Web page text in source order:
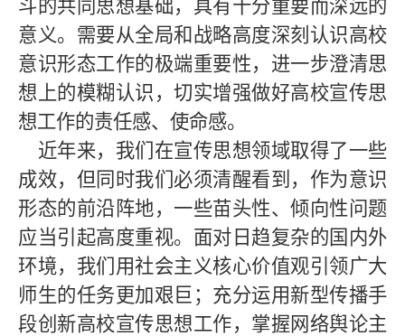
斗的共同思想基础，具有十分重要而深远的
意义。需要从全局和战略高度深刻认识高校
意识形态工作的极端重要性，进一步澄清思
想上的模糊认识，切实增强做好高校宣传思
想工作的责任感、使命感。
近年来，我们在宣传思想领域取得了一些
成效，但 同时我们必须清醒看到，作为意识
形态的前沿阵地，一些苗头性、倾向性问题
应当引起高度重视。面对日趋复杂的国内外
环境， 我们用社会主义核心价值观引领广大
师生的任务更加艰巨；充分运用新型传播手
段创新高校宣传思想工作，掌握网络舆论主